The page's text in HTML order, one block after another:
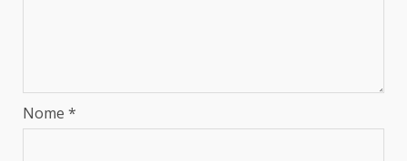
Nome *